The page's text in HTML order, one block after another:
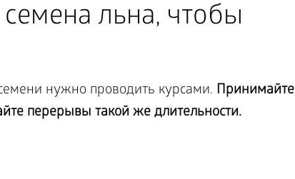
льна, чтобы
нужно проводить курсами. Принимайте
перерывы такой же длительности.